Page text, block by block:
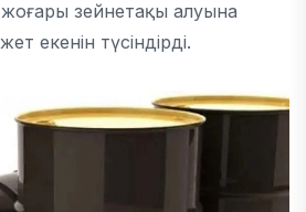
зейнетақы алуына
екенін түсіндірді.